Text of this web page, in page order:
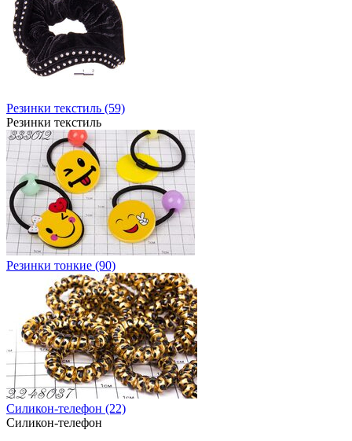
Резинки текстиль (59)
Резинки текстиль
Резинки тонкие (90)
Силикон-телефон (22)
Силикон-телефон